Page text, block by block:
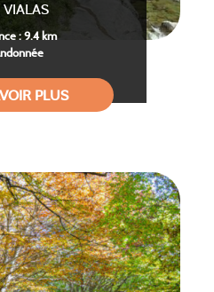
VIALAS
: 9.4 km
PLUS